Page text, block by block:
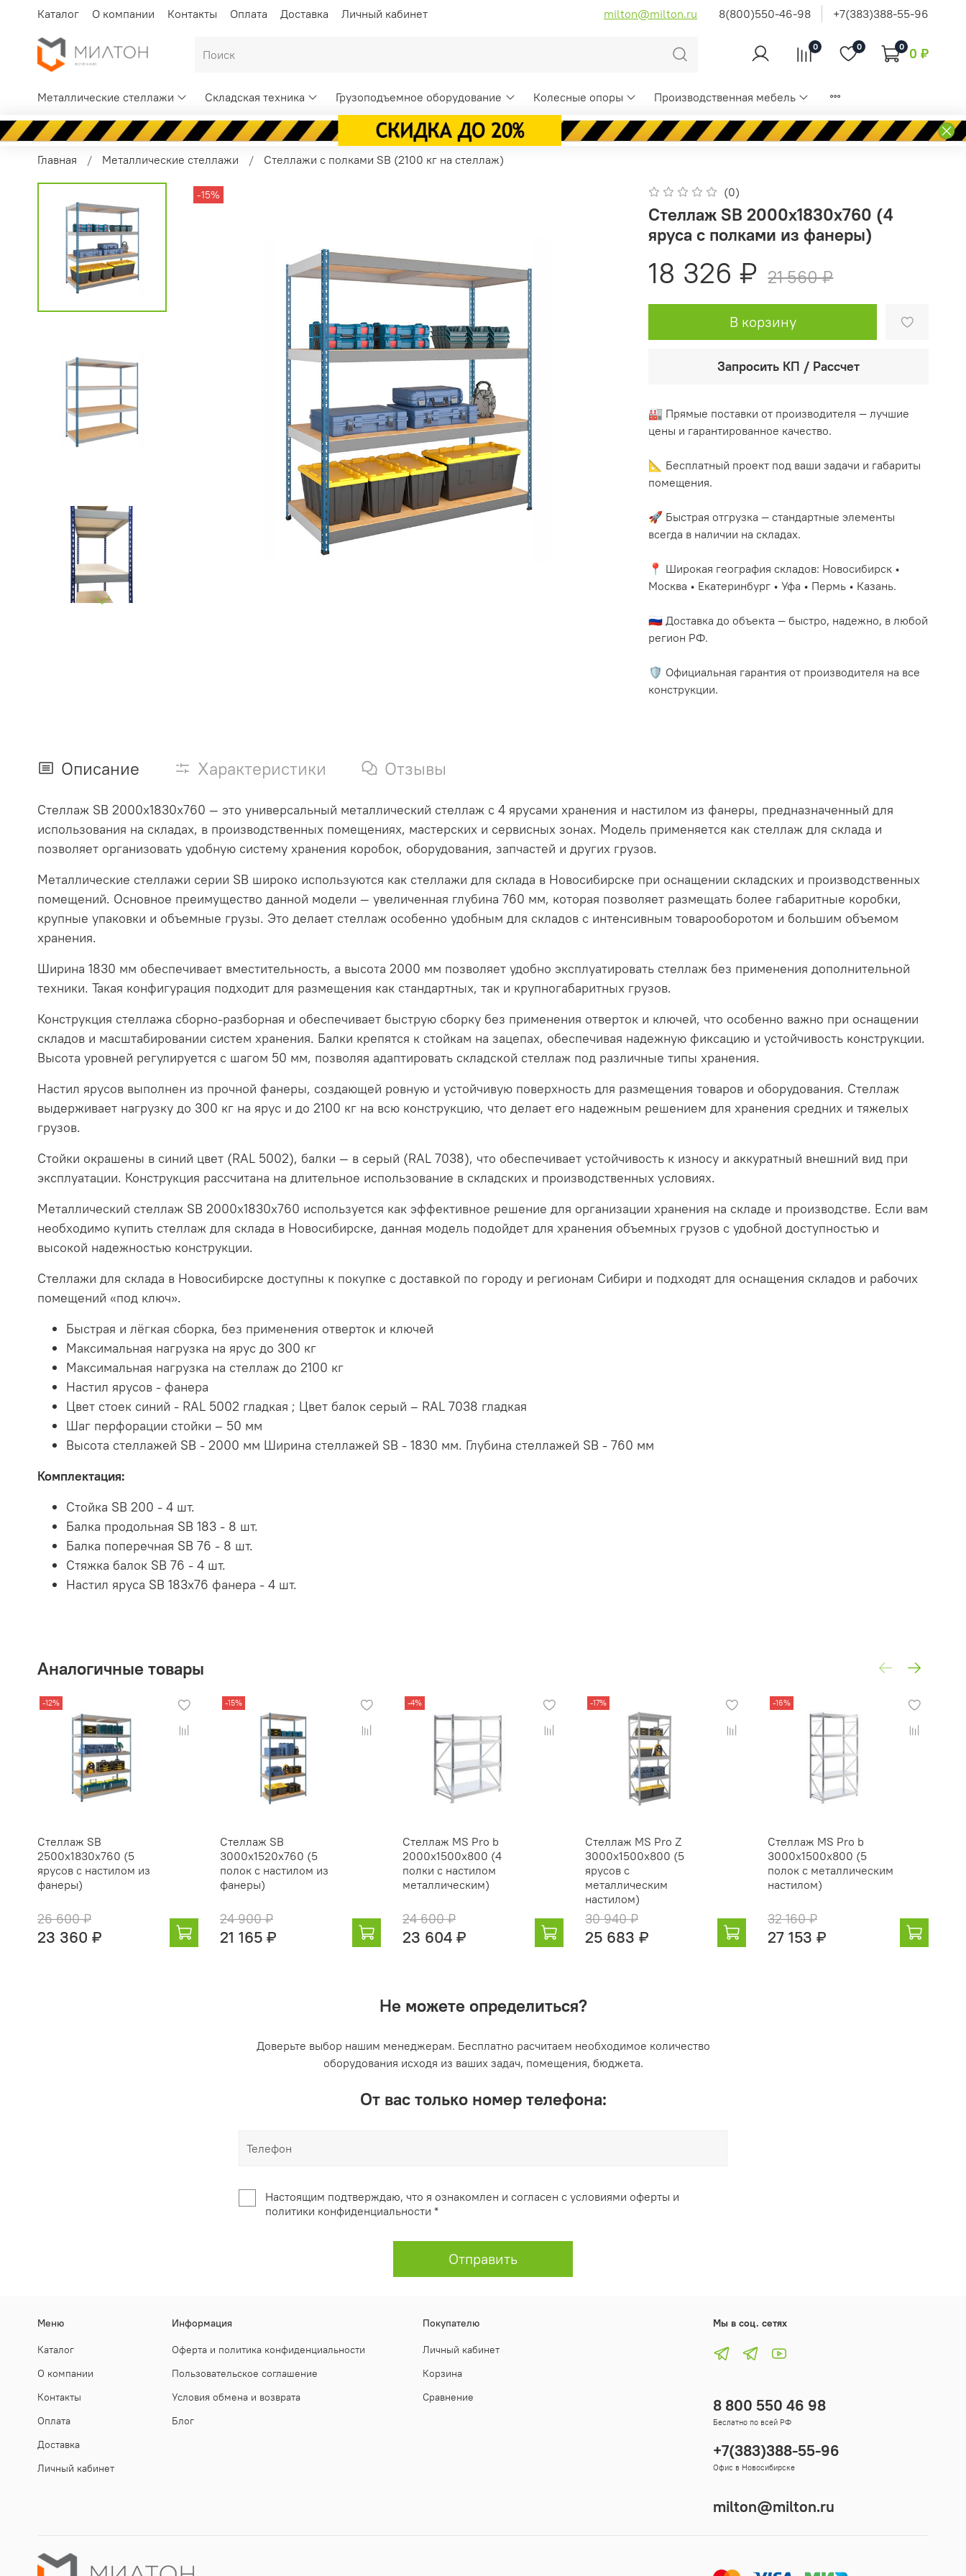
Каталог О компании Контакты Оплата Доставка Личный кабинет milton@milton.ru 8(800)550-46-98 +7(383)388-55-96
0 0 0 0 ₽
Металлические стеллажи Складская техника Грузоподъемное оборудование Колесные опоры Производственная мебель
Главная Металлические стеллажи Стеллажи с полками SB (2100 кг на стеллаж)
-15% (0)
Стеллаж SB 2000x1830x760 (4
яруса с полками из фанеры)
18 326 ₽ 21 560 ₽
В корзину
Запросить КП / Рассчет
🏭 Прямые поставки от производителя — лучшие
цены и гарантированное качество.
📐 Бесплатный проект под ваши задачи и габариты
помещения.
🚀 Быстрая отгрузка — стандартные элементы
всегда в наличии на складах.
📍 Широкая география складов: Новосибирск •
Москва • Екатеринбург • Уфа • Пермь • Казань.
🇷🇺 Доставка до объекта — быстро, надежно, в любой
регион РФ.
🛡️ Официальная гарантия от производителя на все
конструкции.
Описание Характеристики Отзывы
Стеллаж SB 2000x1830x760 — это универсальный металлический стеллаж с 4 ярусами хранения и настилом из фанеры, предназначенный для
использования на складах, в производственных помещениях, мастерских и сервисных зонах. Модель применяется как стеллаж для склада и
позволяет организовать удобную систему хранения коробок, оборудования, запчастей и других грузов.
Металлические стеллажи серии SB широко используются как стеллажи для склада в Новосибирске при оснащении складских и производственных
помещений. Основное преимущество данной модели — увеличенная глубина 760 мм, которая позволяет размещать более габаритные коробки,
крупные упаковки и объемные грузы. Это делает стеллаж особенно удобным для складов с интенсивным товарооборотом и большим объемом
хранения.
Ширина 1830 мм обеспечивает вместительность, а высота 2000 мм позволяет удобно эксплуатировать стеллаж без применения дополнительной
техники. Такая конфигурация подходит для размещения как стандартных, так и крупногабаритных грузов.
Конструкция стеллажа сборно-разборная и обеспечивает быструю сборку без применения отверток и ключей, что особенно важно при оснащении
складов и масштабировании систем хранения. Балки крепятся к стойкам на зацепах, обеспечивая надежную фиксацию и устойчивость конструкции.
Высота уровней регулируется с шагом 50 мм, позволяя адаптировать складской стеллаж под различные типы хранения.
Настил ярусов выполнен из прочной фанеры, создающей ровную и устойчивую поверхность для размещения товаров и оборудования. Стеллаж
выдерживает нагрузку до 300 кг на ярус и до 2100 кг на всю конструкцию, что делает его надежным решением для хранения средних и тяжелых
грузов.
Стойки окрашены в синий цвет (RAL 5002), балки — в серый (RAL 7038), что обеспечивает устойчивость к износу и аккуратный внешний вид при
эксплуатации. Конструкция рассчитана на длительное использование в складских и производственных условиях.
Металлический стеллаж SB 2000x1830x760 используется как эффективное решение для организации хранения на складе и производстве. Если вам
необходимо купить стеллаж для склада в Новосибирске, данная модель подойдет для хранения объемных грузов с удобной доступностью и
высокой надежностью конструкции.
Стеллажи для склада в Новосибирске доступны к покупке с доставкой по городу и регионам Сибири и подходят для оснащения складов и рабочих
помещений «под ключ».
Быстрая и лёгкая сборка, без применения отверток и ключей
Максимальная нагрузка на ярус до 300 кг
Максимальная нагрузка на стеллаж до 2100 кг
Настил ярусов - фанера
Цвет стоек синий - RAL 5002 гладкая ; Цвет балок серый – RAL 7038 гладкая
Шаг перфорации стойки – 50 мм
Высота стеллажей SB - 2000 мм Ширина стеллажей SB - 1830 мм. Глубина стеллажей SB - 760 мм
Комплектация:
Стойка SB 200 - 4 шт.
Балка продольная SB 183 - 8 шт.
Балка поперечная SB 76 - 8 шт.
Стяжка балок SB 76 - 4 шт.
Настил яруса SB 183х76 фанера - 4 шт.
Аналогичные товары
-12%
Стеллаж SB
2500x1830x760 (5
ярусов с настилом из
фанеры)
26 600 ₽
23 360 ₽
-15%
Стеллаж SB
3000x1520x760 (5
полок с настилом из
фанеры)
24 900 ₽
21 165 ₽
-4%
Стеллаж MS Pro b
2000x1500x800 (4
полки с настилом
металлическим)
24 600 ₽
23 604 ₽
-17%
Стеллаж MS Pro Z
3000x1500x800 (5
ярусов с
металлическим
настилом)
30 940 ₽
25 683 ₽
-16%
Стеллаж MS Pro b
3000x1500x800 (5
полок с металлическим
настилом)
32 160 ₽
27 153 ₽
Не можете определиться?
Доверьте выбор нашим менеджерам. Бесплатно расчитаем необходимое количество
оборудования исходя из ваших задач, помещения, бюджета.
От вас только номер телефона:
Настоящим подтверждаю, что я ознакомлен и согласен с условиями оферты и
политики конфиденциальности *
Отправить
Меню
Каталог
О компании
Контакты
Оплата
Доставка
Личный кабинет
Информация
Оферта и политика конфиденциальности
Пользовательское соглашение
Условия обмена и возврата
Блог
Покупателю
Личный кабинет
Корзина
Сравнение
Мы в соц. сетях
8 800 550 46 98
Беслатно по всей РФ
+7(383)388-55-96
Офис в Новосибирске
milton@milton.ru